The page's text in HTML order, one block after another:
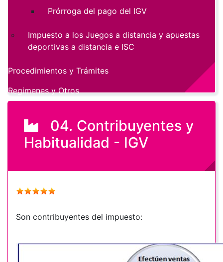
04. Contribuyentes y
Habitualidad - IGV
Son contribuyentes del impuesto:
Prórroga del pago del IGV
Impuesto a los Juegos a distancia y apuestas
deportivas a distancia e ISC
Procedimientos y Trámites
Regimenes y Otros